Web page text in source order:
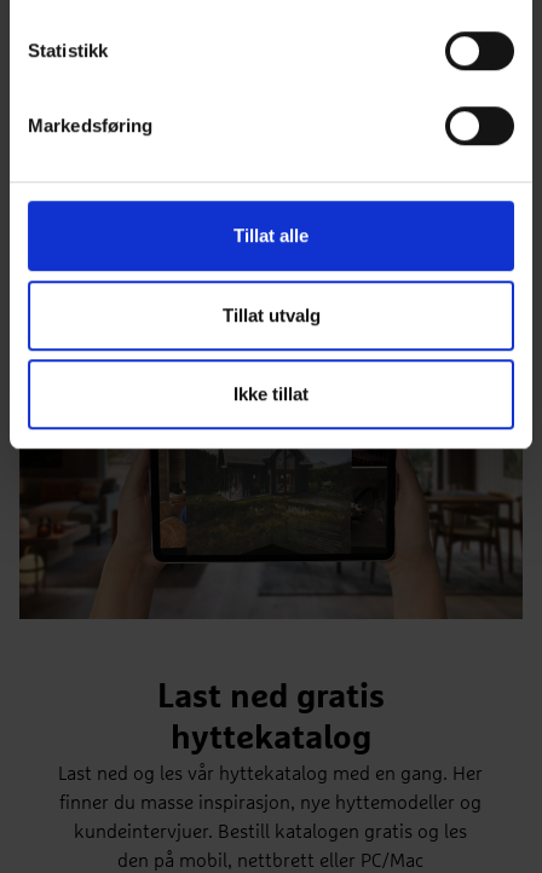
Statistikk
Markedsføring
Tillat alle
Tillat utvalg
Ikke tillat
Last ned gratis
hyttekatalog
Last ned og les vår hyttekatalog med en gang. Her
finner du masse inspirasjon, nye hyttemodeller og
kundeintervjuer. Bestill katalogen gratis og les
den på mobil, nettbrett eller PC/Mac